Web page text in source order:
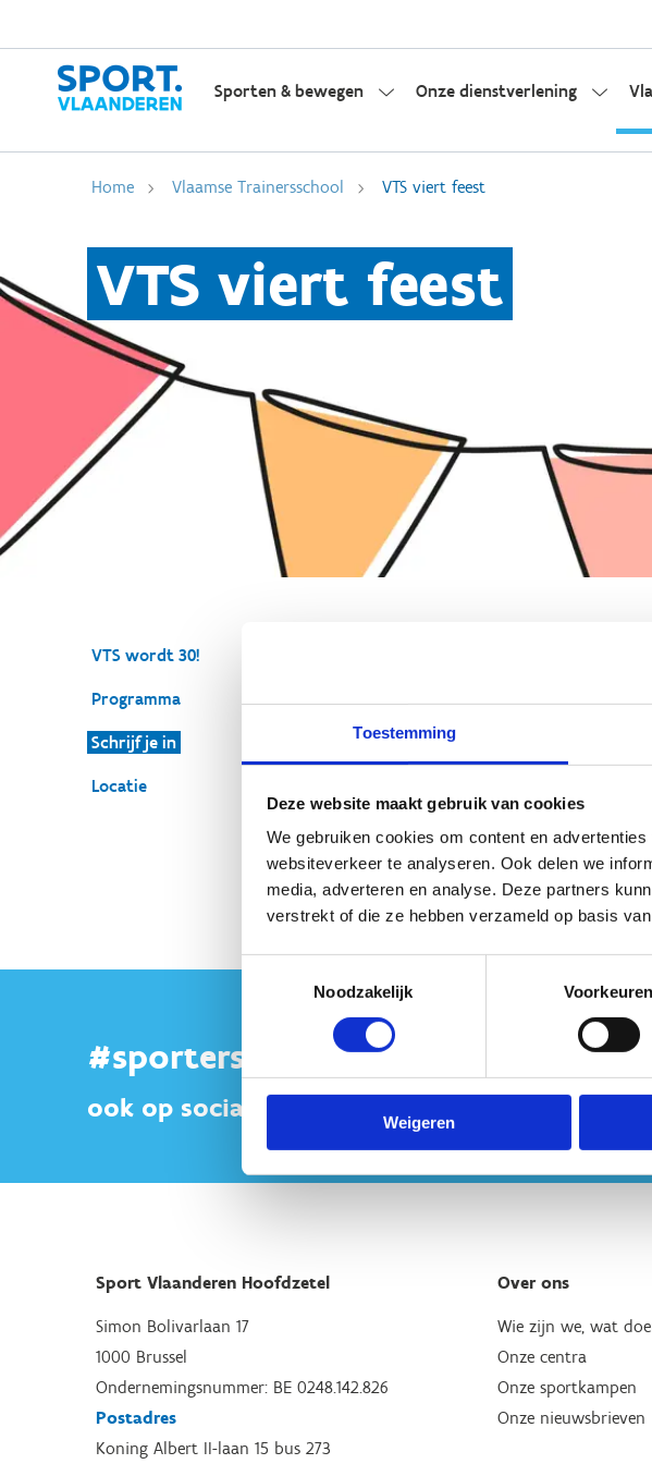
Toestemming
Deze website maakt gebruik van cookies
We gebruiken cookies om content en
websiteverkeer te analyseren. Ook delen we
media, adverteren en analyse. Deze partners
verstrekt of die ze hebben verzameld op basis
Toestemmingsselectie
Noodzakelijk
Voorkeuren
Weigeren
Sporten & bewegen Onze dienstverlening
Home Vlaamse Trainersschool VTS viert feest
VTS viert feest
VTS wordt 30!
Programma
Schrijf je in
Locatie
Inschrijven voor de gala-
verjaardagsfeest, stuur een
#sportersbelevenmeer
ook op sociale media
Sport Vlaanderen Hoofdzetel
Simon Bolivarlaan 17
1000 Brussel
Ondernemingsnummer: BE 0248.142.826
Postadres
Koning Albert II-laan 15 bus 273
Over ons
Wie zijn we, wat
Onze centra
Onze sportkampen
Onze nieuwsbrieven